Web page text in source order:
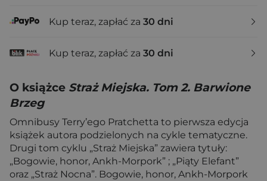
Kup teraz, zapłać za 30 dni
Kup teraz, zapłać za 30 dni
O książce Straż Miejska. Tom 2. Barwione
Brzeg
Omnibusy Terry’ego Pratchetta to pierwsza edycja
książek autora podzielonych na cykle tematyczne.
Drugi tom cyklu „Straż Miejska” zawiera tytuły:
„Bogowie, honor, Ankh-Morpork” ; „Piąty Elefant”
oraz „Straż Nocna”. Bogowie, honor, Ankh-Morpork